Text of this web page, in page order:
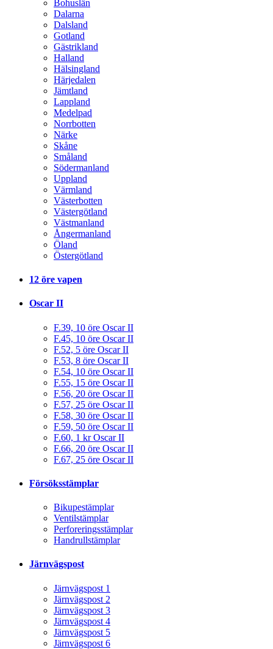
Bohuslän
Dalarna
Dalsland
Gotland
Gästrikland
Halland
Hälsingland
Härjedalen
Jämtland
Lappland
Medelpad
Norrbotten
Närke
Skåne
Småland
Södermanland
Uppland
Värmland
Västerbotten
Västergötland
Västmanland
Ångermanland
Öland
Östergötland
12 öre vapen
Oscar II
F.39, 10 öre Oscar II
F.45, 10 öre Oscar II
F.52, 5 öre Oscar II
F.53, 8 öre Oscar II
F.54, 10 öre Oscar II
F.55, 15 öre Oscar II
F.56, 20 öre Oscar II
F.57, 25 öre Oscar II
F.58, 30 öre Oscar II
F.59, 50 öre Oscar II
F.60, 1 kr Oscar II
F.66, 20 öre Oscar II
F.67, 25 öre Oscar II
Försöksstämplar
Bikupestämplar
Ventilstämplar
Perforeringsstämplar
Handrullstämplar
Järnvägspost
Järnvägspost 1
Järnvägspost 2
Järnvägspost 3
Järnvägspost 4
Järnvägspost 5
Järnvägspost 6